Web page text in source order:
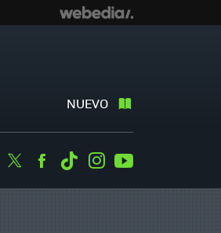
NUEVO
TwitterFacebook
TiktokInstagram